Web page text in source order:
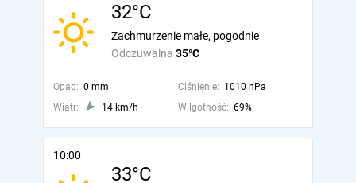
32°C
Odczuwalna 35°C
Zachmurzenie małe, pogodnie
Opad: 0 mm Ciśnienie: 1010 hPa
Wiatr:
14 km/h Wilgotność: 69%
10:00
33°C